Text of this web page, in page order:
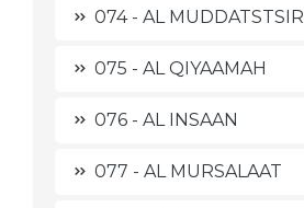
074 - AL MUDDATSTSIR
075 - AL QIYAAMAH
076 - AL INSAAN
077 - AL MURSALAAT